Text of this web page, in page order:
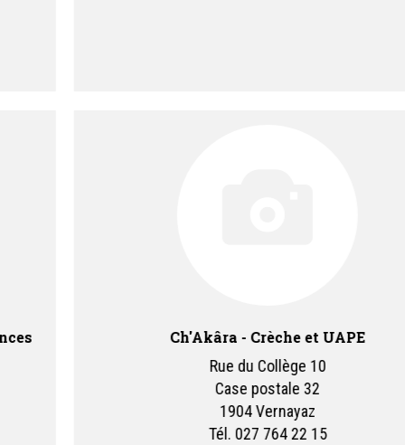
Ch'Akâra - Crèche et UAPE
Rue du Collège 10
Case postale 32
1904 Vernayaz
027 764 22 15